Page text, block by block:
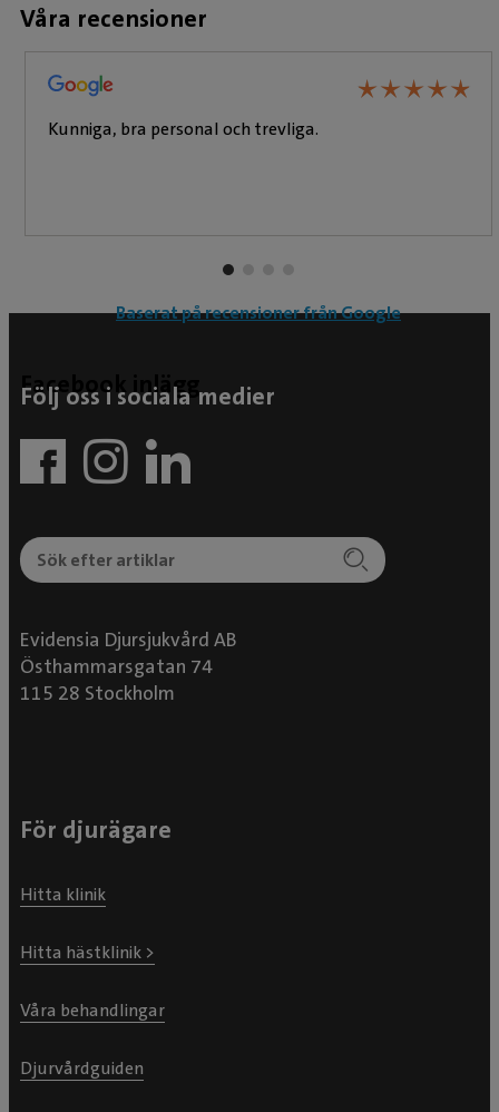
Våra recensioner
★★★★★
★★★★★
Kunniga, bra personal och trevliga.
Baserat på recensioner från Google
Facebook inlägg
Följ oss i sociala medier
Evidensia Djursjukvård AB
Östhammarsgatan 74
115 28 Stockholm
För djurägare
Hitta klinik
Hitta hästklinik >
Våra behandlingar
Djurvårdguiden